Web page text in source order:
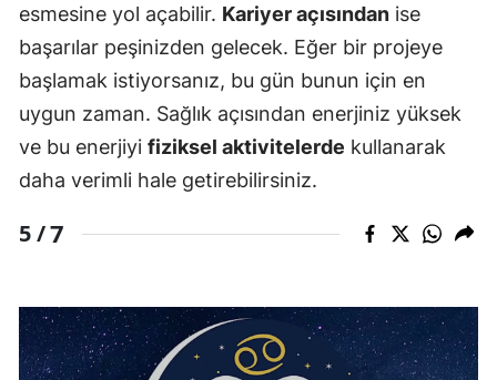
esmesine yol açabilir. Kariyer açısından ise
başarılar peşinizden gelecek. Eğer bir projeye
başlamak istiyorsanız, bu gün bunun için en
uygun zaman. Sağlık açısından enerjiniz yüksek
ve bu enerjiyi fiziksel aktivitelerde kullanarak
daha verimli hale getirebilirsiniz.
5 /7